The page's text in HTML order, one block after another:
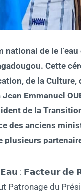
national de le
Cette
de la
Emmanuel
de la
des anciens
plusieurs
𝗘𝗮𝘂 : 𝗙𝗮𝗰𝘁𝗲𝘂𝗿
Patronage du